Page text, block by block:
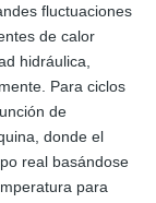
fluctuaciones
de calor
hidráulica,
Para ciclos
de
donde el
real basándose
para